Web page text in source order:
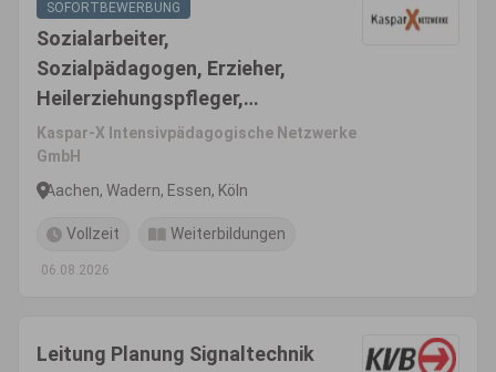
SOFORTBEWERBUNG
Sozialarbeiter,
Sozialpädagogen, Erzieher,
Heilerziehungspfleger,
pädagogische Fachkräfte
(m/w/d)
Kaspar-X Intensivpädagogische Netzwerke
GmbH
Aachen, Wadern, Essen, Köln
Vollzeit Weiterbildungen
06.08.2026
Leitung Planung Signaltechnik